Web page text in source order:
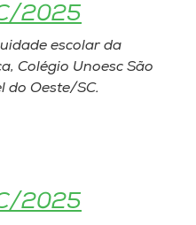
2025
escolar da
Colégio Unoesc São
do Oeste/SC.
2025